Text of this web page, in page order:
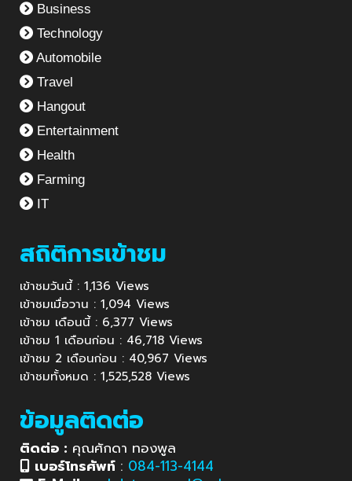
Business
Technology
Automobile
Travel
Hangout
Entertainment
Health
Farming
IT
สถิติการเข้าชม
เข้าชมวันนี้ : 1,136 Views
เข้าชมเมื่อวาน : 1,094 Views
เข้าชม เดือนนี้ : 6,377 Views
เข้าชม 1 เดือนก่อน : 46,718 Views
เข้าชม 2 เดือนก่อน : 40,967 Views
เข้าชมทั้งหมด : 1,525,528 Views
ข้อมูลติดต่อ
ติดต่อ : คุณศักดา ทองพูล
เบอร์โทรศัพท์ : 084-113-4144